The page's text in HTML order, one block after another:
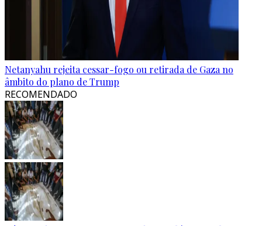
Netanyahu rejeita cessar-fogo ou retirada de Gaza no
âmbito do plano de Trump
RECOMENDADO